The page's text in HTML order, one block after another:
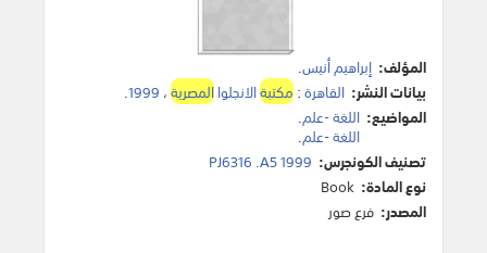
المؤلف: إبراهيم أنيس.
بيانات النشر: القاهرة:مكتبةالانجلواالمصرية، 1999
.
المواضيع: اللغة -علم.
اللغة -علم.
تصنيف الكونجرس: PJ6316 .A5 1999
نوع المادة: Book
المصدر: فرع صور